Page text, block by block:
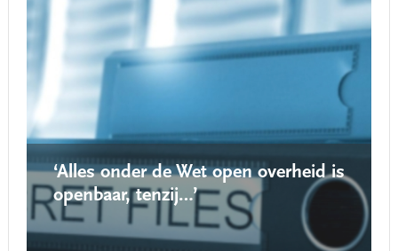
‘Alles onder de Wet open overheid is
openbaar, tenzij…’